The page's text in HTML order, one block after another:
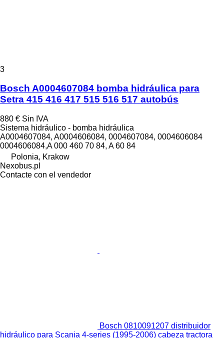
3
Bosch A0004607084 bomba hidráulica para
Setra 415 416 417 515 516 517 autobús
880 € Sin IVA
Sistema hidráulico - bomba hidráulica
A0004607084, A0004606084, 0004607084, 0004606084
0004606084,A 000 460 70 84, A 60 84
Polonia, Krakow
Nexobus.pl
Contacte con el vendedor
Bosch 0810091207 distribuidor
hidráulico para Scania 4-series (1995-2006) cabeza tractora